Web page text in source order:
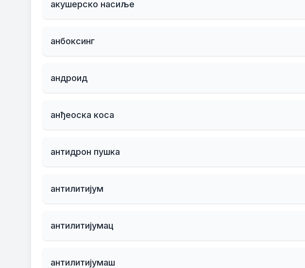
акушерско насиље
анбоксинг
андроид
анђеоска коса
антидрон пушка
антилитијум
антилитијумац
антилитијумаш